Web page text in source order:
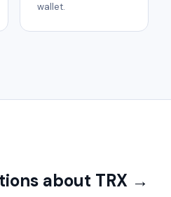
wallet.
about TRX →